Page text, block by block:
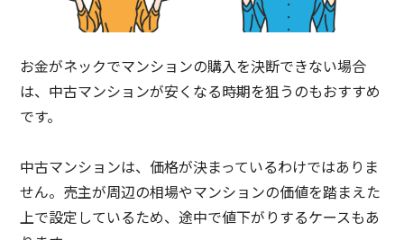
お金がネックでマンションの購入を決断できない場合
は、中古マンションが安くなる時期を狙うのもおすすめ
です。
中古マンションは、価格が決まっているわけではありま
せん。売主が周辺の相場やマンションの価値を踏まえた
上で設定しているため、途中で値下がりするケースもあ